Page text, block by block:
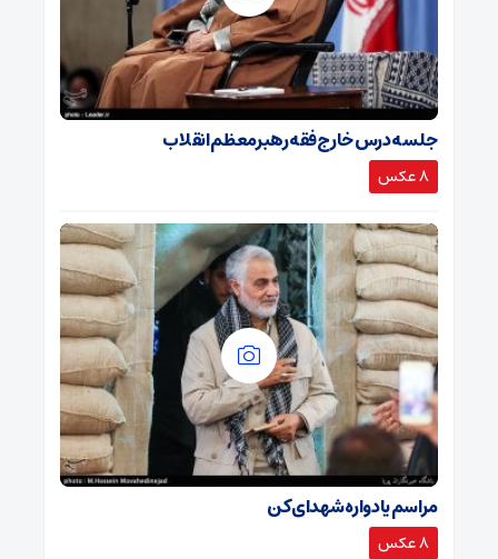
جلسه درس خارج فقه رهبرمعظم انقلاب
8 عکس
مراسم یادواره شهدای کن
8 عکس